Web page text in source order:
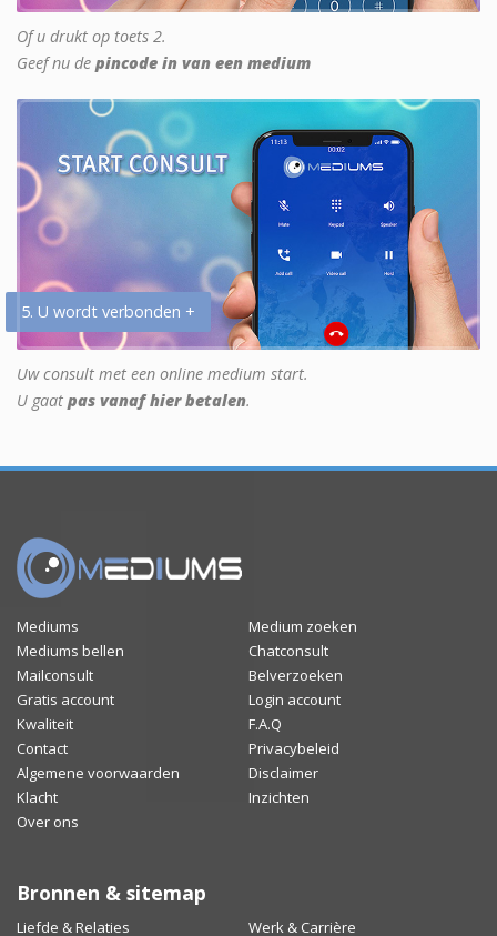
Of u drukt op toets 2.
Geef nu de pincode in van een medium
5. U wordt verbonden +
Uw consult met een online medium start.
U gaat pas vanaf hier betalen.
Mediums
Medium zoeken
Mediums bellen
Chatconsult
Mailconsult
Belverzoeken
Gratis account
Login account
Kwaliteit
F.A.Q
Contact
Privacybeleid
Algemene voorwaarden
Disclaimer
Klacht
Inzichten
Over ons
Bronnen & sitemap
Liefde & Relaties Werk & Carrière